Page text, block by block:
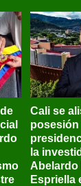
Cali se
posesión
la
Abelardo
Espriella